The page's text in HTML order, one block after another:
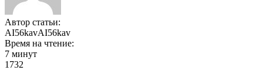
Автор статьи:
AI56kavAI56kav
Время на чтение:
7 минут
1732